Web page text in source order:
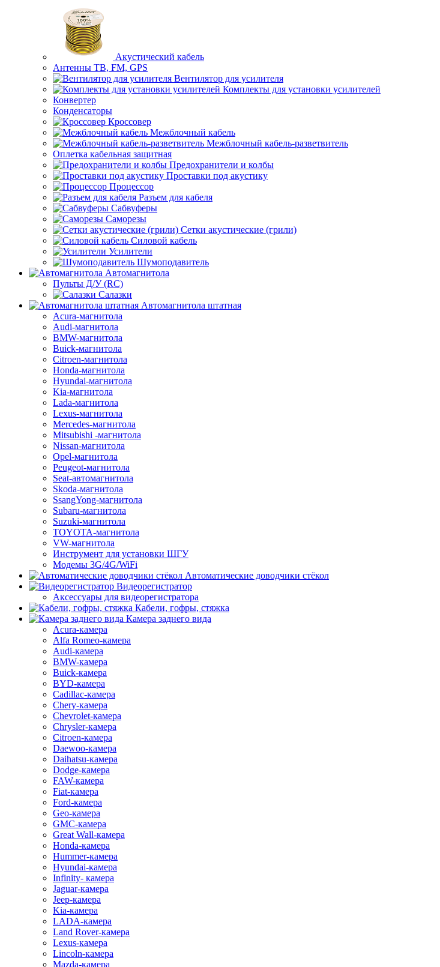
Акустический кабель
Антенны ТВ, FM, GPS
Вентилятор для усилителя
Комплекты для установки усилителей
Конвертер
Конденсаторы
Кроссовер
Межблочный кабель
Межблочный кабель-разветвитель
Оплетка кабельная защитная
Предохранители и колбы
Проставки под акустику
Процессор
Разъем для кабеля
Сабвуферы
Саморезы
Сетки акустические (грили)
Силовой кабель
Усилители
Шумоподавитель
Автомагнитола
Пульты Д/У (RC)
Салазки
Автомагнитола штатная
Acura-магнитола
Audi-магнитола
BMW-магнитола
Buick-магнитола
Citroen-магнитола
Honda-магнитола
Hyundai-магнитола
Kia-магнитола
Lada-магнитола
Lexus-магнитола
Mercedes-магнитола
Mitsubishi -магнитола
Nissan-магнитола
Opel-магнитола
Peugeot-магнитола
Seat-автомагнитола
Skoda-магнитола
SsangYong-магнитола
Subaru-магнитола
Suzuki-магнитола
TOYOTA-магнитола
VW-магнитола
Инструмент для установки ШГУ
Модемы 3G/4G/WiFi
Автоматические доводчики стёкол
Видеорегистратор
Аксессуары для видеорегистратора
Кабели, гофры, стяжка
Камера заднего вида
Acura-камера
Alfa Romeo-камера
Audi-камера
BMW-камера
Buick-камера
BYD-камера
Cadillac-камера
Chery-камера
Chevrolet-камера
Chrysler-камера
Citroen-камера
Daewoo-камера
Daihatsu-камера
Dodge-камера
FAW-камера
Fiat-камера
Ford-камера
Geo-камера
GMC-камера
Great Wall-камера
Honda-камера
Hummer-камера
Hyundai-камера
Infinity- камера
Jaguar-камера
Jeep-камера
Kia-камера
LADA-камера
Land Rover-камера
Lexus-камера
Lincoln-камера
Mazda-камера